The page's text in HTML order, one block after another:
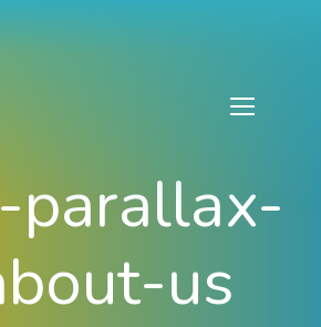
parallax-
us